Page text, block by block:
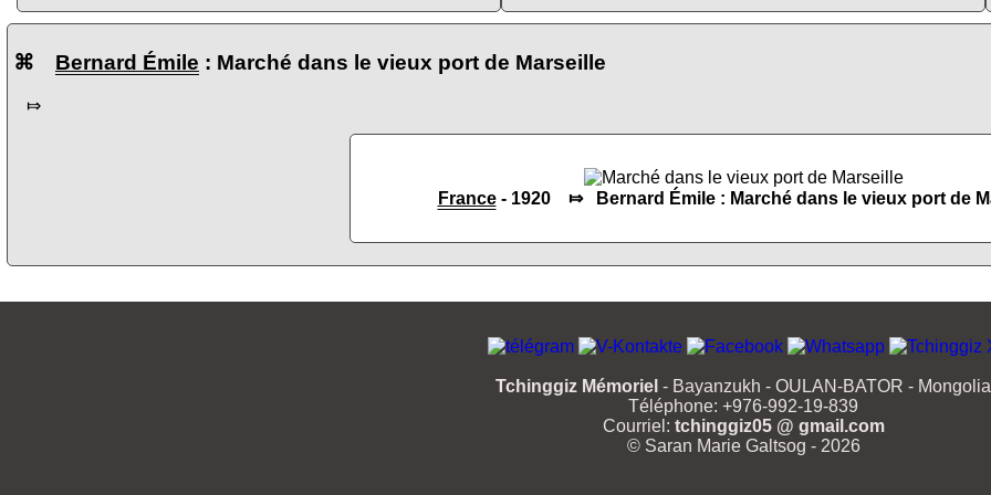
⌘ Bernard Émile : Marché dans le vieux port de Marseille
⤇
France- 1920 ⤇ Bernard Émile : Marché dans le vieux port de
Tchinggiz Mémoriel - Bayanzukh - OULAN-BATOR - Mongolia
Téléphone: +976-992-19-839
Courriel: tchinggiz05 @ gmail.com
© Saran Marie Galtsog - 2026